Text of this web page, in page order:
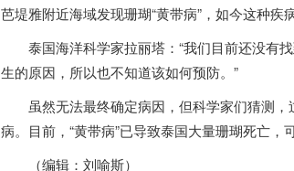
芭堤雅附近海域发现珊瑚“黄带病”，如今这种疾
泰国海洋科学家拉丽塔：“我们目前还没有
生的原因，所以也不知道该如何预防。”
虽然无法最终确定病因，但科学家们猜测，
病。目前，“黄带病”已导致泰国大量珊瑚死亡，
（编辑：刘喻斯）